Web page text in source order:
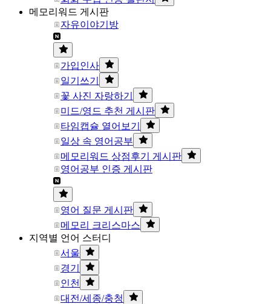
메모리워드 게시판
자유이야기방
가입인사
일기쓰기
꽃 사진 자랑하기
미드/영드 추천 게시판
타임캡슐 열어보기
일상 속 영어공부
메모리워드 상점후기 게시판
영어공부 인증 게시판
영어 질문 게시판
메모리 크리스마스
지역별 언어 스터디
서울
경기
인천
대전/세종/충청